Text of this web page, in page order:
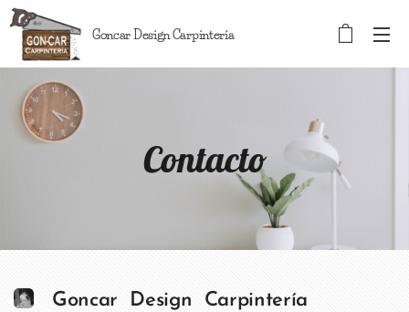
Goncar Design Carpintería
Contacto
Goncar Design Carpintería